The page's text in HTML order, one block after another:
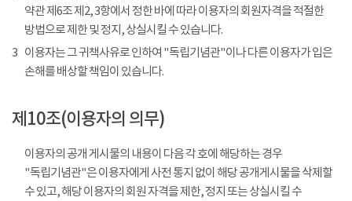
약관 제6조 제2, 3항에서 정한 바에 따라 이용자의 회원자격을 적절한
방법으로 제한 및 정지, 상실시킬 수 있습니다.
3 이용자는 그 귀책사유로 인하여 "독립기념관"이나 다른 이용자가 입은
손해를 배상할 책임이 있습니다.
제10조(이용자의 의무)
이용자의 공개 게시물의 내용이 다음 각 호에 해당하는 경우
"독립기념관"은 이용자에게 사전 통지 없이 해당 공개게시물을 삭제할
수 있고, 해당 이용자의 회원 자격을 제한, 정지 또는 상실시킬 수